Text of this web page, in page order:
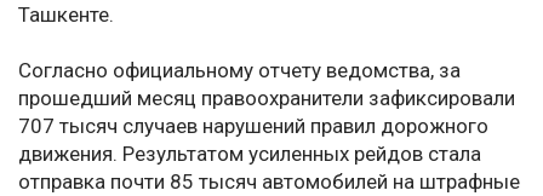
Ташкенте.
Согласно официальному отчету ведомства, за
прошедший месяц правоохранители зафиксировали
707 тысяч случаев нарушений правил дорожного
движения. Результатом усиленных рейдов стала
отправка почти 85 тысяч автомобилей на штрафные